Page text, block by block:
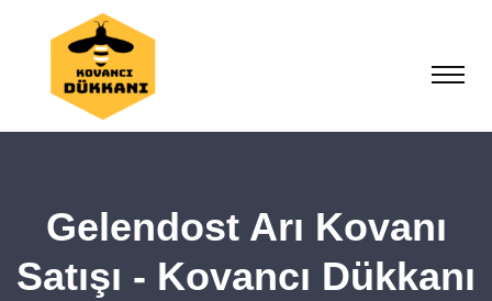
Gelendost Arı Kovanı
Satışı - Kovancı Dükkanı